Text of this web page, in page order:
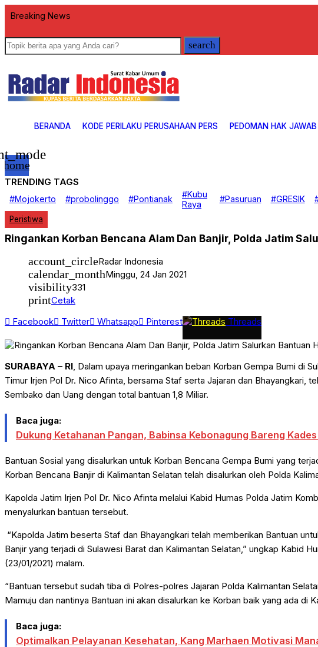
Breaking News
search
BERANDA KODE PERILAKU PERUSAHAAN PERS PEDOMAN HAK JAWAB
home
Nasional
EKOBIS
Daerah
Politik
Hukrim
Pendidikan
Advertorial
GAYA HIDUP
TRENDING TAGS
#Mojokerto #probolinggo #Pontianak
#Kubu
Raya
#Pasuruan #GRESIK
Peristiwa
Ringankan Korban Bencana Alam Dan Banjir, Polda Jatim
account_circleRadar Indonesia
calendar_monthMinggu, 24 Jan 2021
visibility331
printCetak
Facebook
Twitter Whatsapp Pinterest Threads
SURABAYA – RI , Dalam upaya meringankan beban Korban Gempa Bumi di
Timur Irjen Pol Dr. Nico Afinta, bersama Staf serta Jajaran dan Bhayangkari,
Sembako dan Uang dengan total bantuan 1,8 Miliar.
Baca juga:
Dukung Ketahanan Pangan, Babinsa Kebonagung Bareng
Bantuan Sosial yang disalurkan untuk Korban Bencana Gempa Bumi yang
Korban Bencana Banjir di Kalimantan Selatan telah disalurkan oleh Polda
Kapolda Jatim Irjen Pol Dr. Nico Afinta melalui Kabid Humas Polda Jatim
menyalurkan bantuan tersebut.
“Kapolda Jatim beserta Staf dan Bhayangkari telah memberikan Bantuan
Banjir yang terjadi di Sulawesi Barat dan Kalimantan Selatan,” ungkap Kabid
(23/01/2021) malam.
“Bantuan tersebut sudah tiba di Polres-polres Jajaran Polda Kalimantan
Mamuju dan nantinya Bantuan ini akan disalurkan ke Korban baik yang ada di
Baca juga:
Optimalkan Pelayanan Kesehatan, Kang Marhaen Motivasi